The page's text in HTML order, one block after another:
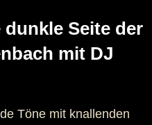
dunkle Seite der
mit DJ
Töne mit knallenden